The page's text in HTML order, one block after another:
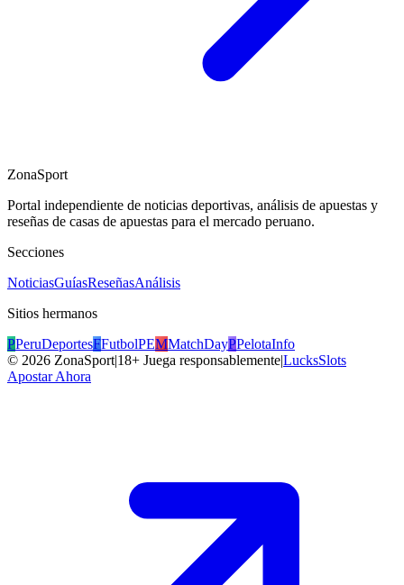
ZonaSport
Portal independiente de noticias deportivas, análisis de apuestas y
reseñas de casas de apuestas para el mercado peruano.
Secciones
NoticiasGuíasReseñasAnálisis
Sitios hermanos
PPeruDeportesFFutbolPEMMatchDayPPelotaInfo
© 2026 ZonaSport|18+ Juega responsablemente|LucksSlots
Apostar Ahora